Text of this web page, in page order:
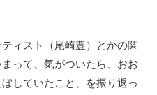
ィスト（尾崎豊）とかの関
って、気がついたら、おお
していたこと、を振り返っ